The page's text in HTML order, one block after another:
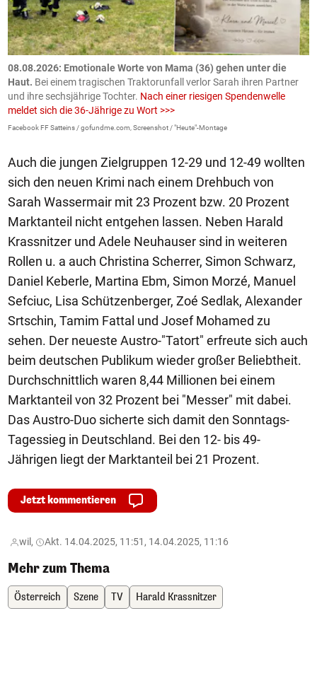
08.08.2026: Emotionale Worte von Mama (36) gehen unter die
Haut. Bei einem tragischen Traktorunfall verlor Sarah ihren Partner
und ihre sechsjährige Tochter. Nach einer riesigen Spendenwelle
meldet sich die 36-Jährige zu Wort >>>
Facebook FF Satteins / gofundme.com, Screenshot / "Heute"-Montage
Auch die jungen Zielgruppen 12-29 und 12-49 wollten
sich den neuen Krimi nach einem Drehbuch von
Sarah Wassermair mit 23 Prozent bzw. 20 Prozent
Marktanteil nicht entgehen lassen. Neben Harald
Krassnitzer und Adele Neuhauser sind in weiteren
Rollen u. a auch Christina Scherrer, Simon Schwarz,
Daniel Keberle, Martina Ebm, Simon Morzé, Manuel
Sefciuc, Lisa Schützenberger, Zoé Sedlak, Alexander
Srtschin, Tamim Fattal und Josef Mohamed zu
sehen. Der neueste Austro-"Tatort" erfreute sich auch
beim deutschen Publikum wieder großer Beliebtheit.
Durchschnittlich waren 8,44 Millionen bei einem
Marktanteil von 32 Prozent bei "Messer" mit dabei.
Das Austro-Duo sicherte sich damit den Sonntags-
Tagessieg in Deutschland. Bei den 12- bis 49-
Jährigen liegt der Marktanteil bei 21 Prozent.
Jetzt kommentieren
wil, Akt. 14.04.2025, 11:51, 14.04.2025, 11:16
Mehr zum Thema
Österreich Szene TV Harald Krassnitzer